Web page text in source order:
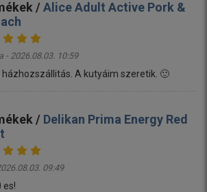
/Alice Adult Active Pork &
- 2026.08.03. 10:59
házhozszállitás. A kutyáim szeretik. 🙂
/ Delikan Prima Energy Red
09:49
es!